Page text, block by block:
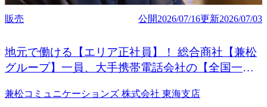
販売 公開2026/07/16更新2026/07/03
地元で働ける【エリア正社員】！ 総合商社【兼松
グループ】一員、大手携帯電話会社の【全国一次
境
兼松コミュニケーションズ 株式会社 東海支店